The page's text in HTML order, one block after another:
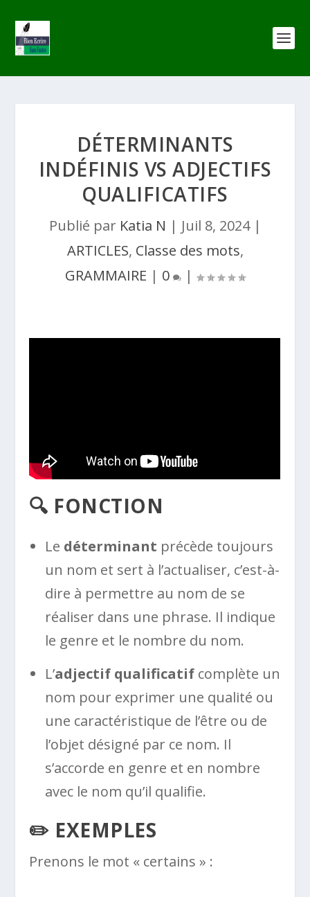
DÉTERMINANTS
INDÉFINIS VS ADJECTIFS
QUALIFICATIFS
Publié par Katia N | Juil 8, 2024|
ARTICLES, Classe des mots,
GRAMMAIRE | 0 |
🔍 FONCTION
Le déterminant précède toujours
un nom et sert à l’actualiser, c’est-à-
dire à permettre au nom de se
réaliser dans une phrase. Il indique
le genre et le nombre du nom.
L’adjectif qualificatif complète un
nom pour exprimer une qualité ou
une caractéristique de l’être ou de
l’objet désigné par ce nom. Il
s’accorde en genre et en nombre
avec le nom qu’il qualifie.
✏️ EXEMPLES
Prenons le mot « certains » :